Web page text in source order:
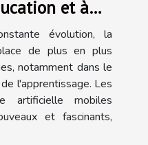
et à
évolution, la
de plus en plus
notamment dans le
l'apprentissage. Les
artificielle mobiles
et fascinants,